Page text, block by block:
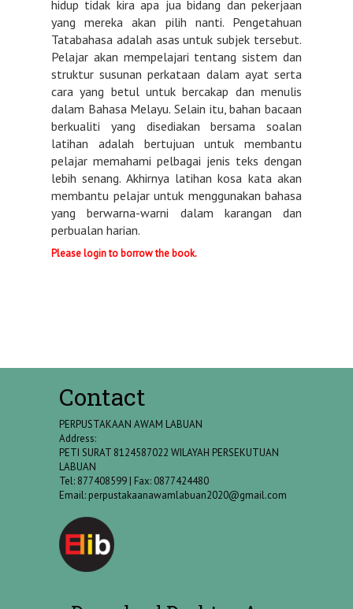
hidup tidak kira apa jua bidang dan pekerjaan
yang mereka akan pilih nanti. Pengetahuan
Tatabahasa adalah asas untuk subjek tersebut.
Pelajar akan mempelajari tentang sistem dan
struktur susunan perkataan dalam ayat serta
cara yang betul untuk bercakap dan menulis
dalam Bahasa Melayu. Selain itu, bahan bacaan
berkualiti yang disediakan bersama soalan
latihan adalah bertujuan untuk membantu
pelajar memahami pelbagai jenis teks dengan
lebih senang. Akhirnya latihan kosa kata akan
membantu pelajar untuk menggunakan bahasa
yang berwarna-warni dalam karangan dan
perbualan harian.
Please login to borrow the book.
Contact
PERPUSTAKAAN AWAM LABUAN
Address:
PETI SURAT 8124587022 WILAYAH PERSEKUTUAN
LABUAN
Tel: 877408599 | Fax: 0877424480
Email: perpustakaanawamlabuan2020@gmail.com